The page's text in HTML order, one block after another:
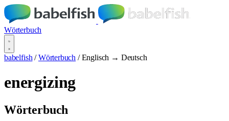
Wörterbuch
babelfish / Wörterbuch / Englisch → Deutsch
energizing
Wörterbuch